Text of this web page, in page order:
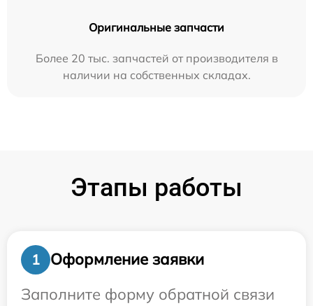
Оригинальные запчасти
Более 20 тыс. запчастей от производителя в
наличии на собственных складах.
Этапы работы
1
Оформление заявки
Заполните форму обратной связи